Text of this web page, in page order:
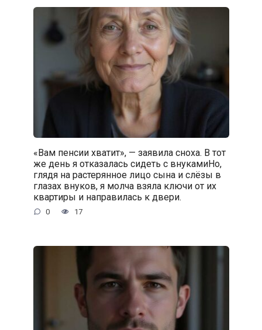
«Вам пенсии хватит», — заявила сноха. В тот
же день я отказалась сидеть с внукамиНо,
глядя на растерянное лицо сына и слёзы в
глазах внуков, я молча взяла ключи от их
квартиры и направилась к двери.
0 17